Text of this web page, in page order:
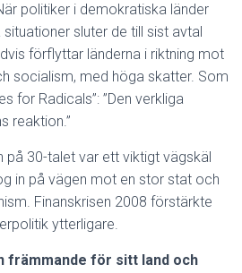
politiker i demokratiska länder
sluter de till sist avtal
förflyttar länderna i riktning mot
socialism, med höga skatter. Som
for Radicals”: ”Den verkliga
reaktion.”
på 30-talet var ett viktigt vägskäl
in på vägen mot en stor stat och
Finanskrisen 2008 förstärkte
ytterligare.
främmande för sitt land och